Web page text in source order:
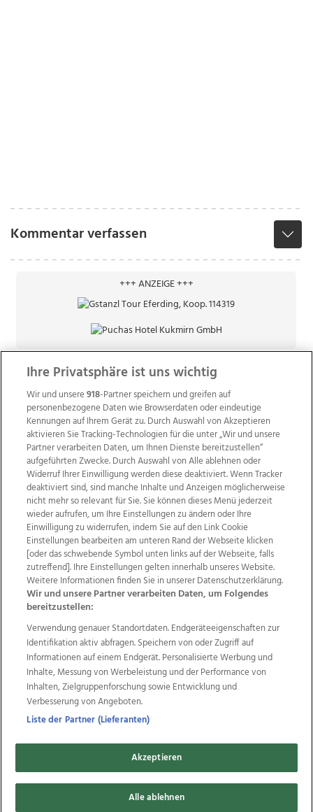
Kommentar verfassen
+++ ANZEIGE +++
Wir über uns Mediadaten Kontakt
Jobs
Datenschutz
Impressum
AGB Anzeigekunden
AGB Website
Ehrenkodex Politische Werbung
Weitere Angebote des Medienhauses Wimmer
TV1 di-mog-i.at OÖNow
Ischler Woche
Life Radio
OÖNachrichten
OÖN Immobilien
OÖN Karriere
OÖN Reise
Promenaden Galerien
Regionaljobs
wasistlos.at wirtrauern.at
Copyrights © 2026 Tips Zeitungs GmbH & Co KG
developed by
Ihre Privatsphäre ist uns wichtig
Wir und unsere918-Partner speichern und greifen auf
personenbezogene Daten wie Browserdaten oder eindeutige
Kennungen auf Ihrem Gerät zu. Durch Auswahl von Akzeptieren
aktivieren Sie Tracking-Technologien für die unter „Wir und unsere
Partner verarbeiten Daten, um Ihnen Dienste bereitzustellen“
aufgeführten Zwecke. Durch Auswahl von Alle ablehnen oder
Widerruf Ihrer Einwilligung werden diese deaktiviert. Wenn Tracker
deaktiviert sind, sind manche Inhalte und Anzeigen möglicherweise
nicht mehr so relevant für Sie. Sie können dieses Menü jederzeit
wieder aufrufen, um Ihre Einstellungen zu ändern oder Ihre
Einwilligung zu widerrufen, indem Sie auf den Link Cookie
Einstellungen bearbeiten am unteren Rand der Webseite klicken
[oder das schwebende Symbol unten links auf der Webseite, falls
zutreffend]. Ihre Einstellungen gelten innerhalb unseres Website.
Weitere Informationen finden Sie in unserer Datenschutzerklärung.
Wir und unsere Partner verarbeiten Daten, um Folgendes
bereitzustellen:
Verwendung genauer Standortdaten. Endgeräteeigenschaften zur
Identifikation aktiv abfragen. Speichern von oder Zugriff auf
Informationen auf einem Endgerät. Personalisierte Werbung und
Inhalte, Messung von Werbeleistung und der Performance von
Inhalten, Zielgruppenforschung sowie Entwicklung und
Verbesserung von Angeboten.
Liste der Partner (Lieferanten)
Akzeptieren
Alle ablehnen